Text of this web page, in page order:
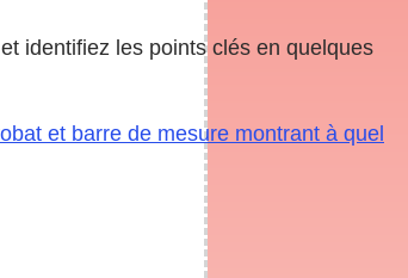
identifiez les points clés en quelques
et barre de mesure montrant à quel